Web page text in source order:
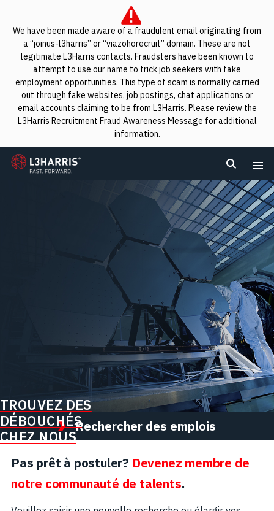
We have been made aware of a fraudulent email originating from
a “joinus-l3harris” or “viazohorecruit” domain. These are not
legitimate L3Harris contacts. Fraudsters have been known to
attempt to use our name to trick job seekers with fake
employment opportunities. This type of scam is normally carried
out through fake websites, job postings, chat applications or
email accounts claiming to be from L3Harris. Please review the
L3Harris Recruitment Fraud Awareness Message for additional
information.
L3Harris
Search
TROUVEZ DES
DÉBOUCHÉS
CHEZ NOUS
Rechercher des emplois
Pas prêt à postuler? Devenez membre de
notre communauté de talents.